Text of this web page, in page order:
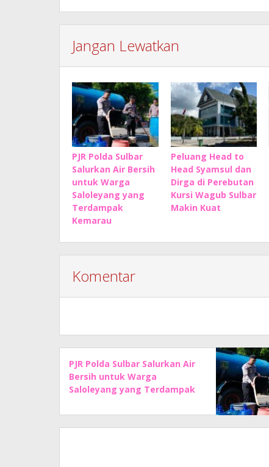
Jangan Lewatkan
PJR Polda Sulbar
Salurkan Air Bersih
untuk Warga
Saloleyang yang
Terdampak
Kemarau
Peluang Head to
Head Syamsul dan
Dirga di Perebutan
Kursi Wagub Sulbar
Makin Kuat
Komentar
PJR Polda Sulbar Salurkan Air
Bersih untuk Warga
Saloleyang yang Terdampak